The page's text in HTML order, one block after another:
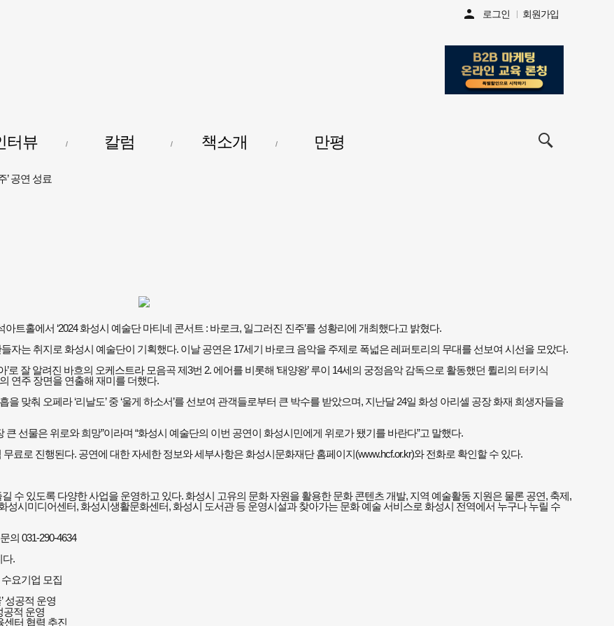
person 로그인 회원가입
터뷰 칼럼 책소개 만평
검색창
열기/
’ 공연 성료
트홀에서 ‘2024 화성시 예술단 마티네 콘서트 : 바로크, 일그러진 진주’를 성황리에 개최했다고 밝혔다.
자는 취지로 화성시 예술단이 기획했다. 이날 공연은 17세기 바로크 음악을 주제로 폭넓은 레퍼토리의 무대를 선보여 시선을 모았다.
로 잘 알려진 바흐의 오케스트라 모음곡 제3번 2. 에어를 비롯해 ‘태양왕’ 루이 14세의 궁정음악 감독으로 활동했던 륄리의 터키식
연주 장면을 연출해 재미를 더했다.
맞춰 오페라 ‘리날도’ 중 ‘울게 하소서’를 선보여 관객들로부터 큰 박수를 받았으며, 지난달 24일 화성 아리셀 공장 화재 희생자들을
선물은 위로와 희망”이라며 “화성시 예술단의 이번 공연이 화성시민에게 위로가 됐기를 바란다”고 말했다.
무료로 진행된다. 공연에 대한 자세한 정보와 세부사항은 화성시문화재단 홈페이지(www.hcf.or.kr)와전화로 확인할 수 있다.
수 있도록 다양한 사업을 운영하고 있다. 화성시 고유의 문화 자원을 활용한 문화 콘텐츠 개발, 지역 예술활동 지원은 물론 공연, 축제,
시미디어센터, 화성시생활문화센터, 화성시 도서관 등 운영시설과 찾아가는 문화 예술 서비스로 화성시 전역에서 누구나 누릴 수
의 031-290-4634
다.
수요기업 모집
공적 운영